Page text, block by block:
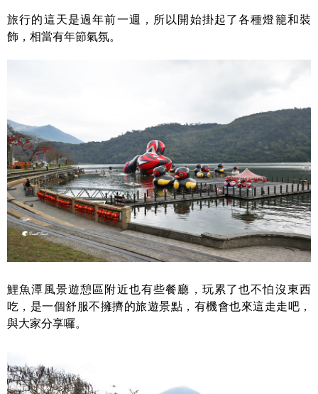
旅行的這天是過年前一週，所以開始掛起了各種燈籠和裝
飾，相當有年節氣氛。
鯉魚潭風景遊憩區附近也有些餐廳，玩累了也不怕沒東西
吃，是一個舒服不擁擠的旅遊景點，有機會也來這走走吧，
與大家分享囉。